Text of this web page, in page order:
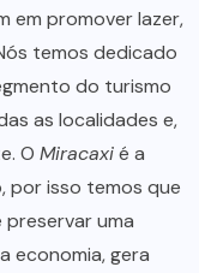
em promover lazer,
temos dedicado
do turismo
as localidades e,
O Miracaxié a
por isso temos que
uma
economia, gera